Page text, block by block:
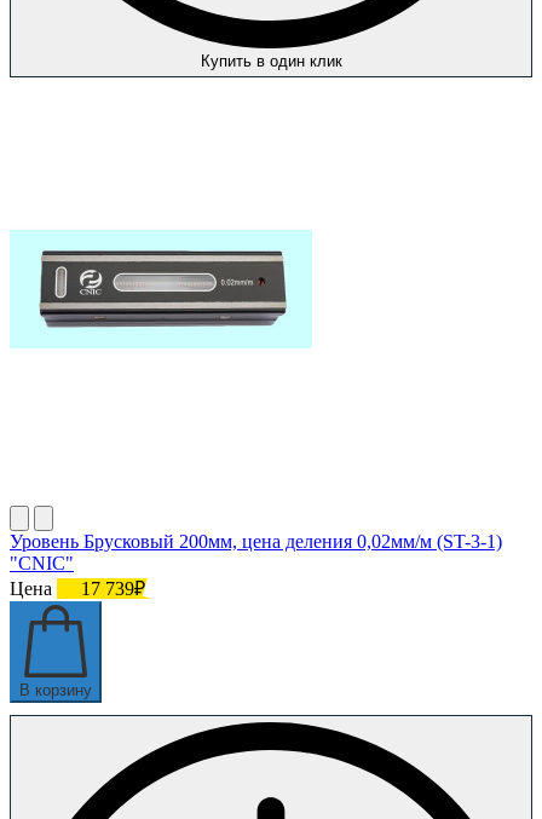
Купить в один клик
Уровень Брусковый 200мм, цена деления 0,02мм/м (ST-3-1)
"CNIC"
Цена
17 739₽
В корзину